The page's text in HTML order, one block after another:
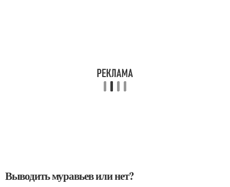
Выводить муравьев или нет?